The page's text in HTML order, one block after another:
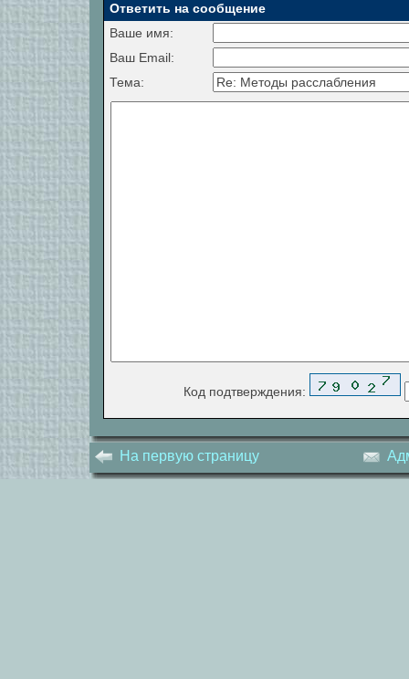
Ответить на сообщение
Ваше имя:
Ваш Email:
Тема:
Код подтверждения:
На первую страницу